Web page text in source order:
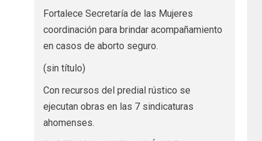
Fortalece Secretaría de las Mujeres
coordinación para brindar acompañamiento
en casos de aborto seguro.
(sin título)
Con recursos del predial rústico se
ejecutan obras en las 7 sindicaturas
ahomenses.